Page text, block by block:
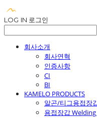
LOG IN 로그인
회사소개
회사연혁
인증사항
CI
BI
KAMELO PRODUCTS
알곤/티그용접장
용접장갑